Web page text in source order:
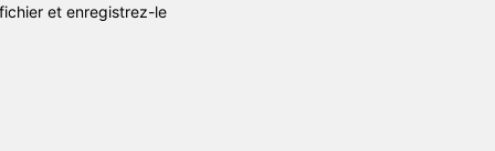
et enregistrez-le